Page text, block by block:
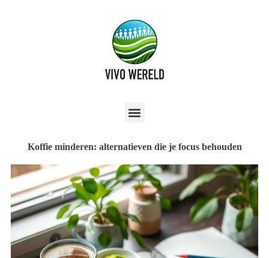
Koffie minderen: alternatieven die je focus behouden